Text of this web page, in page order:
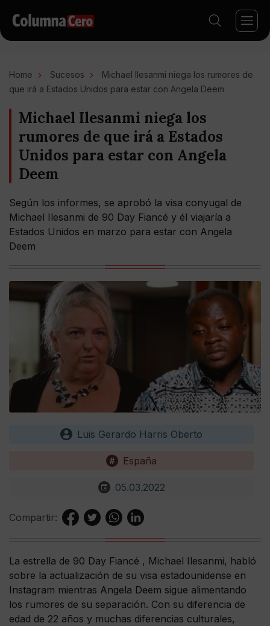
Home Sucesos
Michael Ilesanmi niega los rumores de
que irá a Estados Unidos para estar con Angela Deem
Michael Ilesanmi niega los
rumores de que irá a Estados
Unidos para estar con Angela
Deem
Según los informes, se aprobó la visa conyugal de
Michael Ilesanmi de 90 Day Fiancé y él viajaría a
Estados Unidos en marzo para estar con Angela
Deem
Luis Gerardo Harris Oberto
España
05.03.2022
Compartir:
La estrella de 90 Day Fiancé , Michael Ilesanmi, habló
sobre la actualización de su visa estadounidense en
Instagram mientras Angela Deem sigue alimentando
los rumores de su separación. Con su diferencia de
edad de 22 años y muchas diferencias culturales,